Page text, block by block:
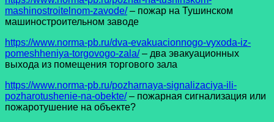
mashinostroitelnom-zavode/– пожар на Тушинском
машиностроительном заводе
https://www.norma-pb.ru/dva-evakuacionnogo-vyxoda-iz-
pomeshheniya-torgovogo-zala/– два эвакуационных
выхода из помещения торгового зала
https://www.norma-pb.ru/pozharnaya-signalizaciya-ili-
pozharotushenie-na-obekte/– пожарная сигнализация или
пожаротушение на объекте?